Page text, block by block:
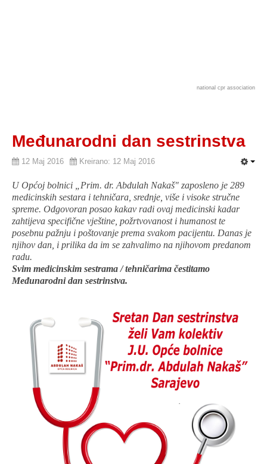
national cpr association
Međunarodni dan sestrinstva
12 Maj 2016 Kreirano: 12 Maj 2016
U Općoj bolnici „Prim. dr. Abdulah Nakaš" zaposleno je 289
medicinskih sestara i tehničara, srednje, više i visoke stručne
spreme. Odgovoran posao kakav radi ovaj medicinski kadar
zahtijeva specifične vještine, požrtvovanost i humanost te
posebnu pažnju i poštovanje prema svakom pacijentu. Danas je
njihov dan, i prilika da im se zahvalimo na njihovom predanom
radu.
Svim medicinskim sestrama / tehničarima čestitamo
Međunarodni dan sestrinstva.